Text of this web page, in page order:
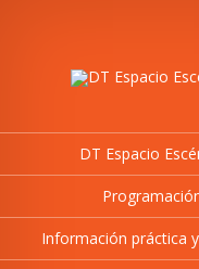
DT Espacio
Información práctica